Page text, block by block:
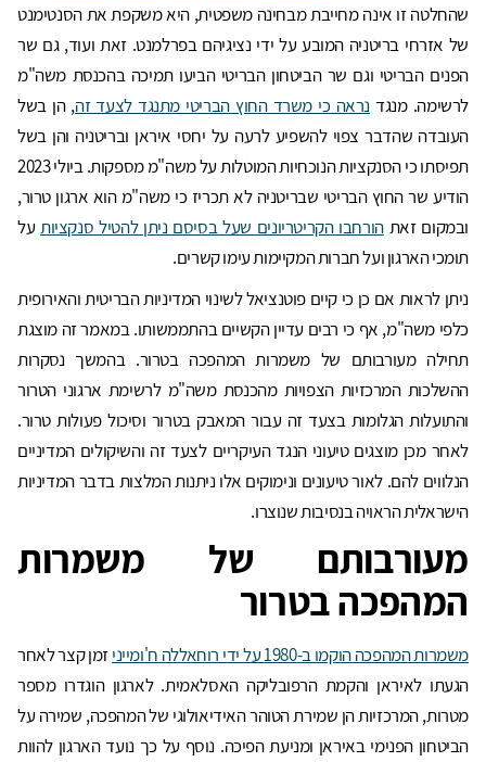
שהחלטה זו אינה מחייבת מבחינה משפטית, היא משקפת את הסנטימנט
של אזרחי בריטניה המובע על ידי נציגיהם בפרלמנט. זאת ועוד, גם שר
הפנים הבריטי וגם שר הביטחון הבריטי הביעו תמיכה בהכנסת משה"מ
לרשימה. מנגד נראה כי משרד החוץ הבריטי מתנגד לצעד זה, הן בשל
העובדה שהדבר צפוי להשפיע לרעה על יחסי איראן ובריטניה והן בשל
תפיסתו כי הסנקציות הנוכחיות המוטלות על משה"מ מספקות. ביולי 2023
הודיע שר החוץ הבריטי שבריטניה לא תכריז כי משה"מ הוא ארגון טרור,
ובמקום זאתהורחבו הקריטריונים שעל בסיסם ניתן להטיל סנקציותעל
תומכי הארגון ועל חברות המקיימות עימו קשרים.
ניתן לראות אם כן כי קיים פוטנציאל לשינוי המדיניות הבריטית והאירופית
כלפי משה"מ, אף כי רבים עדיין הקשיים בהתממשותו. במאמר זה מוצגת
תחילה מעורבותם של משמרות המהפכה בטרור. בהמשך נסקרות
ההשלכות המרכזיות הצפויות מהכנסת משה"מ לרשימת ארגוני הטרור
והתועלות הגלומות בצעד זה עבור המאבק בטרור וסיכול פעולות טרור.
לאחר מכן מוצגים טיעוני הנגד העיקריים לצעד זה והשיקולים המדיניים
הנלווים להם. לאור טיעונים ונימוקים אלו ניתנות המלצות בדבר המדיניות
הישראלית הראויה בנסיבות שנוצרו.
מעורבותם של משמרות
המהפכה בטרור
משמרות המהפכה הוקמו ב-1980 על ידי רוחאללה ח'ומייני
זמן קצר לאחר
הגעתו לאיראן והקמת הרפובליקה האסלאמית. לארגון הוגדרו מספר
מטרות, המרכזיות הן שמירת הטוהר האידיאולוגי של המהפכה, שמירה על
הביטחון הפנימי באיראן ומניעת הפיכה. נוסף על כך נועד הארגון להוות